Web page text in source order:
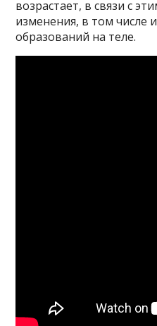
возрастает, в связи с
изменения, в том числе
образований на теле.